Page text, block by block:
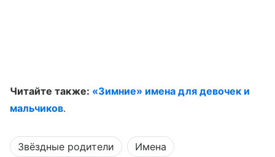
Читайте также: «Зимние» имена для девочек и
мальчиков.
Звёздные родители Имена